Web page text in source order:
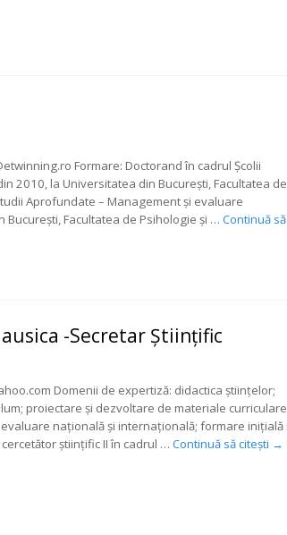
Formare: Doctorand în cadrul Școlii
2010, la Universitatea din Bucureşti, Facultatea de
Aprofundate – Management și evaluare
Facultatea de Psihologie şi … Continuă să
-Secretar Științific
Domenii de expertiză: didactica științelor;
proiectare și dezvoltare de materiale
națională și internațională; formare inițială
ştiinţific II în cadrul … Continuă să citești →